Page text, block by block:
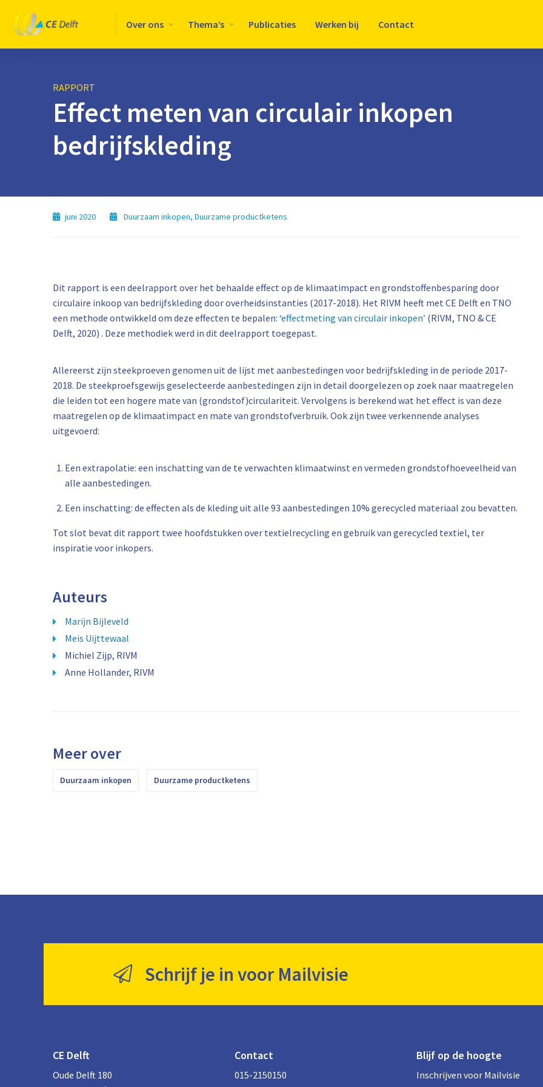
Logo
CE
Delft
Over ons Thema’s Publicaties Werken bij Contact
RAPPORT
Effect meten van circulair inkopen
bedrijfskleding
juni 2020 Duurzaam inkopen, Duurzame productketens
Dit rapport is een deelrapport over het behaalde effect op de klimaatimpact en grondstoffenbesparing door
circulaire inkoop van bedrijfskleding door overheidsinstanties (2017-2018). Het RIVM heeft met CE Delft en TNO
een methode ontwikkeld om deze effecten te bepalen: ‘effectmeting van circulair inkopen’ (RIVM, TNO & CE
Delft, 2020) . Deze methodiek werd in dit deelrapport toegepast.
Allereerst zijn steekproeven genomen uit de lijst met aanbestedingen voor bedrijfskleding in de periode 2017-
2018. De steekproefsgewijs geselecteerde aanbestedingen zijn in detail doorgelezen op zoek naar maatregelen
die leiden tot een hogere mate van (grondstof)circulariteit. Vervolgens is berekend wat het effect is van deze
maatregelen op de klimaatimpact en mate van grondstofverbruik. Ook zijn twee verkennende analyses
uitgevoerd:
Een extrapolatie: een inschatting van de te verwachten klimaatwinst en vermeden grondstofhoeveelheid van
alle aanbestedingen.
Een inschatting: de effecten als de kleding uit alle 93 aanbestedingen 10% gerecycled materiaal zou bevatten.
Tot slot bevat dit rapport twee hoofdstukken over textielrecycling en gebruik van gerecycled textiel, ter
inspiratie voor inkopers.
Auteurs
Marijn Bijleveld
Meis Uijttewaal
Michiel Zijp, RIVM
Anne Hollander, RIVM
Meer over
Duurzaam inkopen Duurzame productketens
Schrijf je in voor Mailvisie
CE Delft
Oude Delft 180
Contact
015-2150150
Blijf op de hoogte
Inschrijven voor Mailvisie